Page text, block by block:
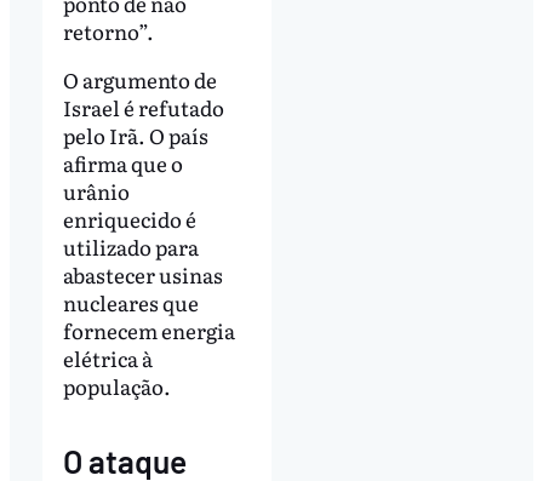
retorno”.
O argumento de
Israel é refutado
pelo Irã. O país
afirma que o
urânio
enriquecido é
utilizado para
abastecer usinas
nucleares que
fornecem energia
elétrica à
população.
O ataque